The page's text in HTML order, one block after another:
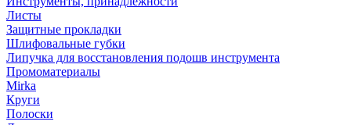
Листы
Защитные прокладки
Шлифовальные губки
Липучка для восстановления подошв инструмента
Промоматериалы
Mirka
Круги
Полоски